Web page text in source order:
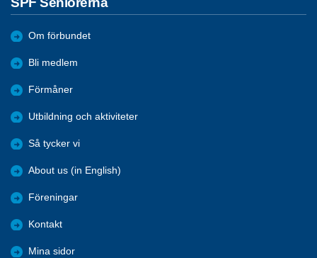
Om förbundet
Bli medlem
Förmåner
Utbildning och aktiviteter
Så tycker vi
About us (in English)
Föreningar
Kontakt
Mina sidor